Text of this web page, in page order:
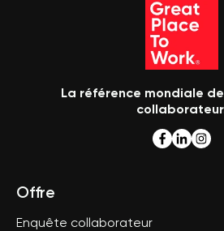
La référence mondiale
Offre
Enquête collaborateur